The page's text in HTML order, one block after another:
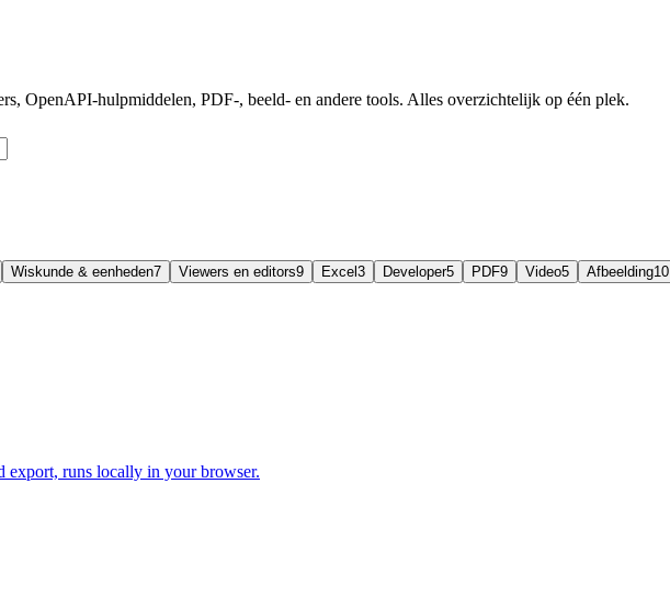
OpenAPI-hulpmiddelen, PDF-, beeld- en andere tools. Alles overzichtelijk op één plek.
Wiskunde & eenheden7 Viewers en editors9 Excel3 Developer5 PDF9 Video5 Afbeelding10
export, runs locally in your browser.